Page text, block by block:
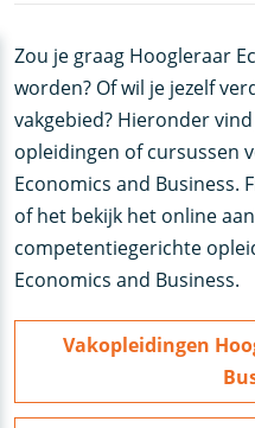
Zou je graag Hoogleraar
worden? Of wil je jezelf
vakgebied? Hieronder
opleidingen of cursussen
Economics and Business.
of het bekijk het online
competentiegerichte
Economics and Business.
Vakopleidingen